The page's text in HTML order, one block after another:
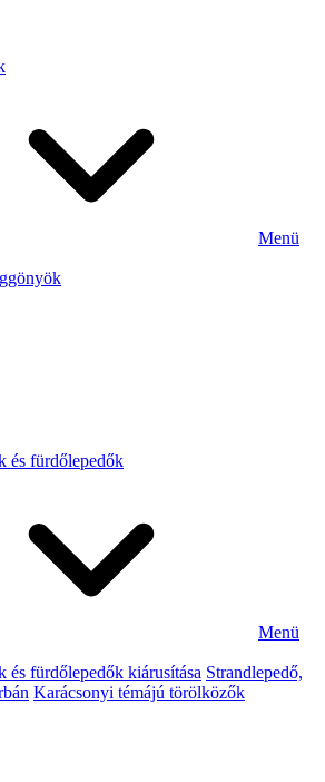
Menü
és fürdőlepedők
Menü
és fürdőlepedők kiárusítása Strandlepedő,
Karácsonyi témájú törölközők